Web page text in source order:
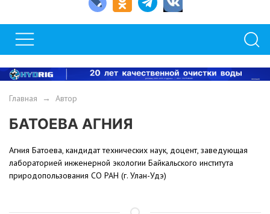
Главная → Автор
БАТОЕВА АГНИЯ
Агния Батоева, кандидат технических наук, доцент, заведующая
лабораторией инженерной экологии Байкальского института
природопользования СО РАН (г. Улан-Удэ)